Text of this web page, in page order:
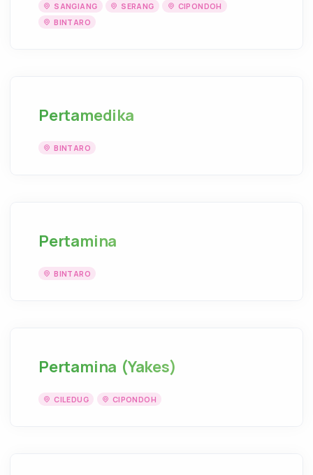
SANGIANG
SERANG
CIPONDOH
BINTARO
Pertamedika
BINTARO
Pertamina
BINTARO
Pertamina (Yakes)
CILEDUG CIPONDOH